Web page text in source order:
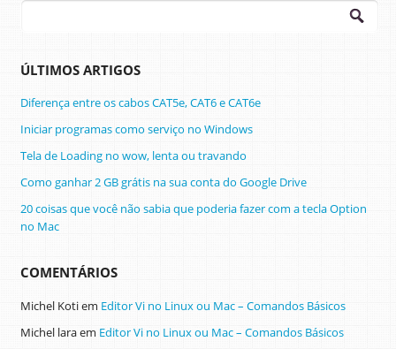
ÚLTIMOS ARTIGOS
Diferença entre os cabos CAT5e, CAT6 e CAT6e
Iniciar programas como serviço no Windows
Tela de Loading no wow, lenta ou travando
Como ganhar 2 GB grátis na sua conta do Google Drive
20 coisas que você não sabia que poderia fazer com a tecla Option
no Mac
COMENTÁRIOS
Michel Kotiem Editor Vi no Linux ou Mac – Comandos Básicos
Michel laraem Editor Vi no Linux ou Mac – Comandos Básicos